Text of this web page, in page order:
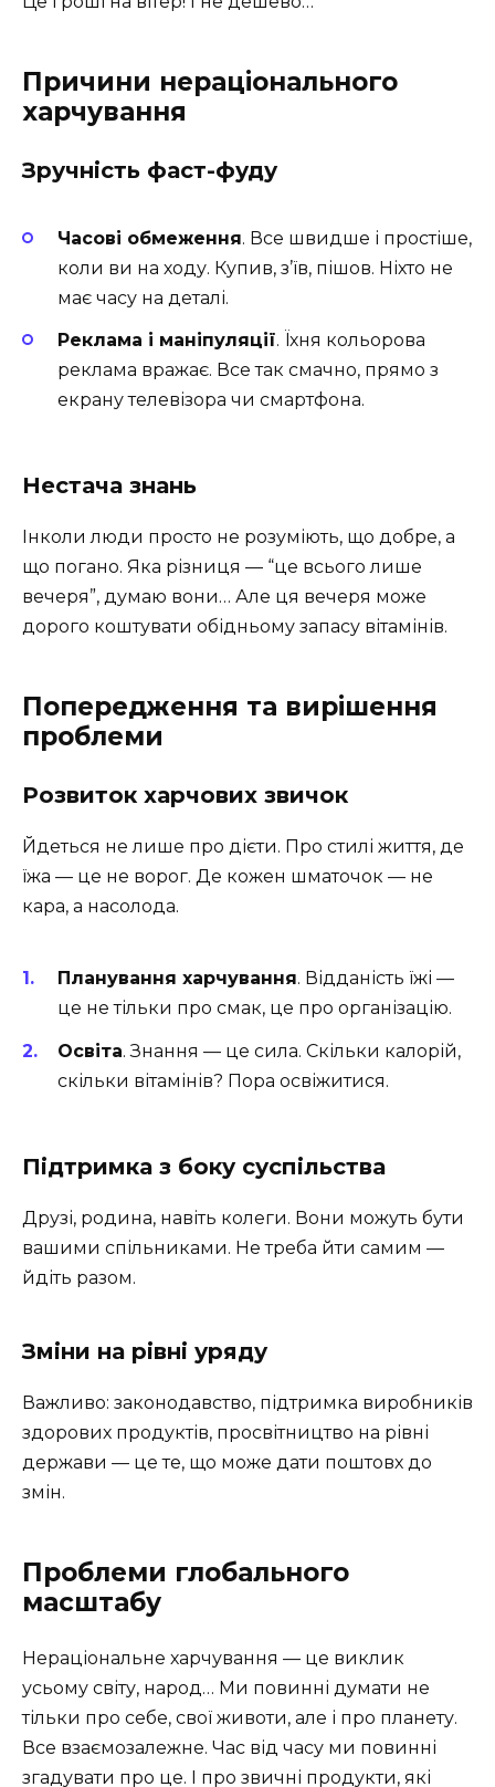
Причини нераціонального
харчування
Зручність фаст-фуду
Часові обмеження. Все швидше і простіше,
коли ви на ходу. Купив, з’їв, пішов. Ніхто не
має часу на деталі.
Реклама і маніпуляції. Їхня кольорова
реклама вражає. Все так смачно, прямо з
екрану телевізора чи смартфона.
Нестача знань
Інколи люди просто не розуміють, що добре, а
що погано. Яка різниця — “це всього лише
вечеря”, думаю вони… Але ця вечеря може
дорого коштувати обідньому запасу вітамінів.
Попередження та вирішення
проблеми
Розвиток харчових звичок
Йдеться не лише про дієти. Про стилі життя, де
їжа — це не ворог. Де кожен шматочок — не
кара, а насолода.
Планування харчування. Відданість їжі —
це не тільки про смак, це про організацію.
Освіта. Знання — це сила. Скільки калорій,
скільки вітамінів? Пора освіжитися.
Підтримка з боку суспільства
Друзі, родина, навіть колеги. Вони можуть бути
вашими спільниками. Не треба йти самим —
йдіть разом.
Зміни на рівні уряду
Важливо: законодавство, підтримка виробників
здорових продуктів, просвітництво на рівні
держави — це те, що може дати поштовх до
змін.
Проблеми глобального
масштабу
Нераціональне харчування — це виклик
усьому світу, народ… Ми повинні думати не
тільки про себе, свої животи, але і про планету.
Все взаємозалежне. Час від часу ми повинні
згадувати про це. І про звичні продукти, які